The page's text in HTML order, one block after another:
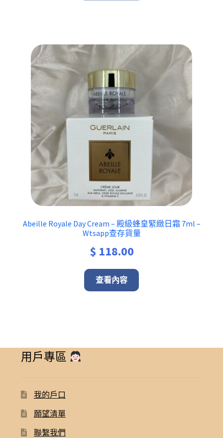
Abeille Royale Day Cream – 殿級蜂皇緊緻日霜 7ml –
Wtsapp查存貨量
$ 118.00
查看內容
用戶專區
我的戶口
願望清單
聯繫我們